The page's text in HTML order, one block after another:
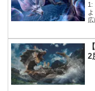
1:
2